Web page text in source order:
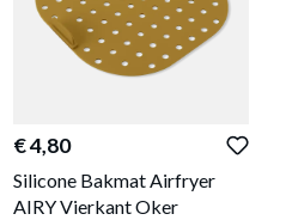
€ 4,80
Silicone Bakmat Airfryer
AIRY Vierkant Oker